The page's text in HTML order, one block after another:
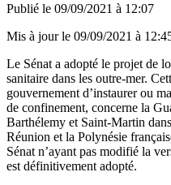
Publié le 09/09/2021 à 12:07
Mis à jour le 09/09/2021 à
Le Sénat a adopté le projet de
sanitaire dans les outre-mer.
gouvernement d’instaurer ou
de confinement, concerne la
Barthélemy et Saint-Martin
Réunion et la Polynésie
Sénat n’ayant pas modifié la
est définitivement adopté.